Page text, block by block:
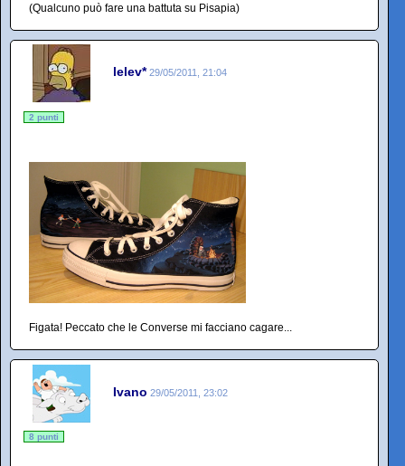
(Qualcuno può fare una battuta su Pisapia)
lelev* 29/05/2011, 21:04
2 punti
Figata! Peccato che le Converse mi facciano cagare...
Ivano 29/05/2011, 23:02
8 punti